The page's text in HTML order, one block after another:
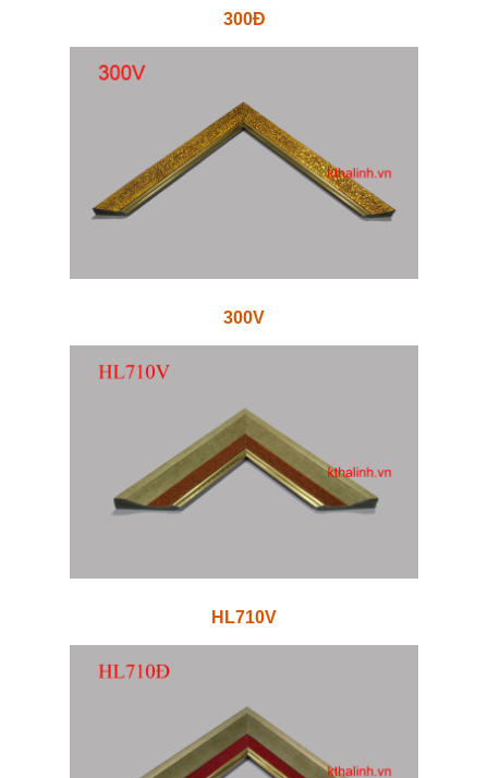
300Đ
300V
HL710V